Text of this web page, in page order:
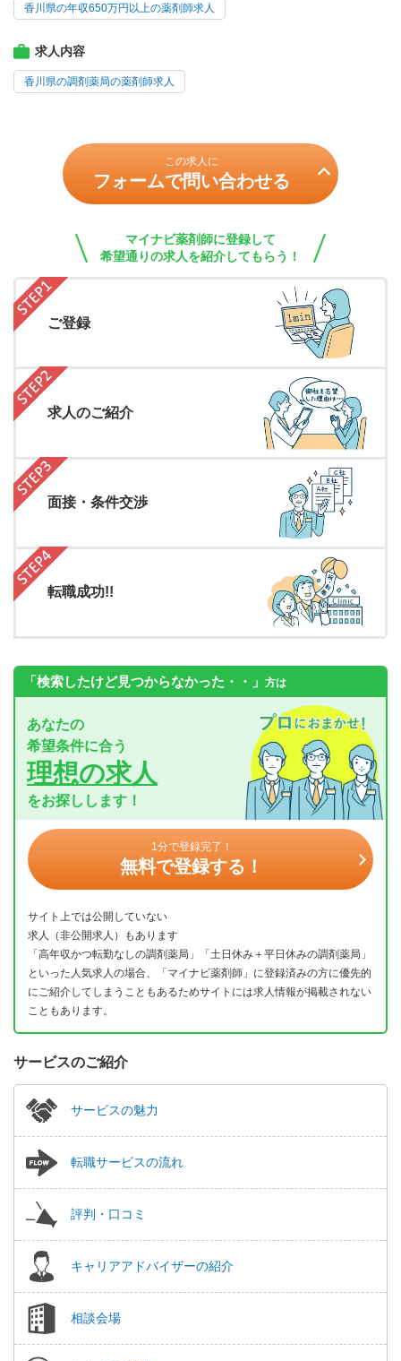
香川県の年収650万円以上の薬剤師求人
求人内容
香川県の調剤薬局の薬剤師求人
この求人に
フォームで問い合わせる
マイナビ薬剤師に登録して
希望通りの求人を紹介してもらう！
ご登録
求人のご紹介
面接・条件交渉
転職成功!!
「検索したけど見つからなかった・・」 方は
あなたの
希望条件に合う
理想の求人
をお探しします！
1分で登録完了！
無料で登録する！
サイト上では公開していない
求人（非公開求人）もあります
「高年収かつ転勤なしの調剤薬局」「土日休み＋平日休みの調剤薬局」
といった人気求人の場合、「マイナビ薬剤師」に登録済みの方に優先的
にご紹介してしまうこともあるためサイトには求人情報が掲載されない
こともあります。
サービスのご紹介
サービスの魅力
転職サービスの流れ
評判・口コミ
キャリアアドバイザーの紹介
相談会場